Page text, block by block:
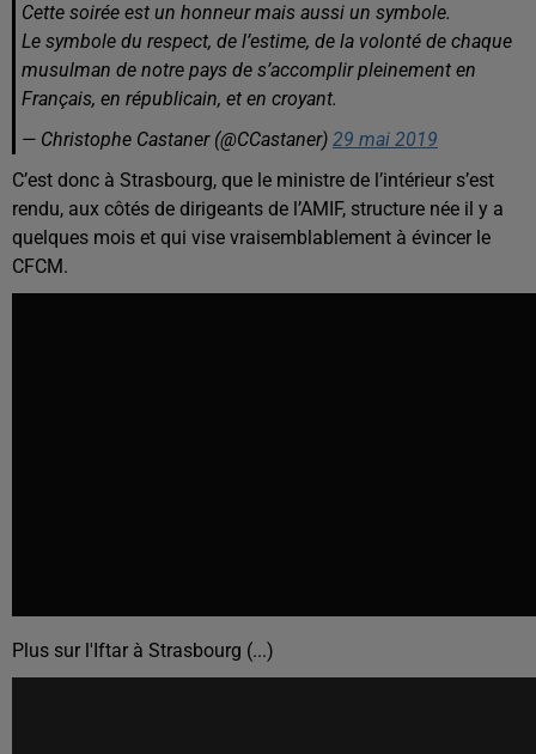
Cette soirée est un honneur mais aussi un symbole.
Le symbole du respect, de l’estime, de la volonté de chaque
musulman de notre pays de s’accomplir pleinement en
Français, en républicain, et en croyant.
— Christophe Castaner (@CCastaner) 29 mai 2019
C’est donc à Strasbourg, que le ministre de l’intérieur s’est
rendu, aux côtés de dirigeants de l’AMIF, structure née il y a
quelques mois et qui vise vraisemblablement à évincer le
CFCM.
Plus sur l'Iftar à Strasbourg (...)